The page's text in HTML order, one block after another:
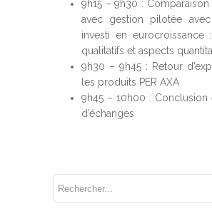
9h15 – 9h30 : Comparaison
avec gestion pilotée
investi en eurocroissance
qualitatifs et aspects
9h30 – 9h45 : Retour
les produits PER AXA
9h45 – 10h00 : Conclusion
d’échanges